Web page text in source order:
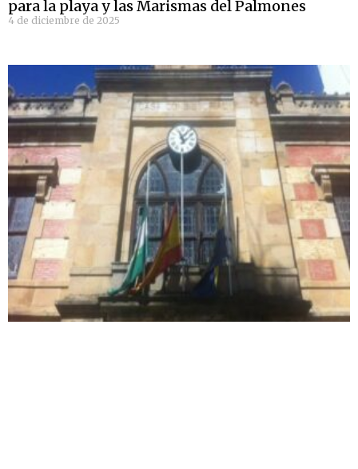
para la playa y las Marismas del Palmones
4 de diciembre de 2025